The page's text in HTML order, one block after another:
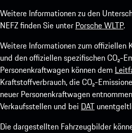
Weitere Informationen zu den
NEFZ finden Sie unter Porsche WLTP.
Weitere Informationen zum
und den offiziellen spezifischen CO₂-
Personenkraftwagen können dem
Kraftstoffverbrauch, die CO₂-
neuer Personenkraftwagen
Verkaufsstellen und bei DAT
Die dargestellten Fahrzeugbilder